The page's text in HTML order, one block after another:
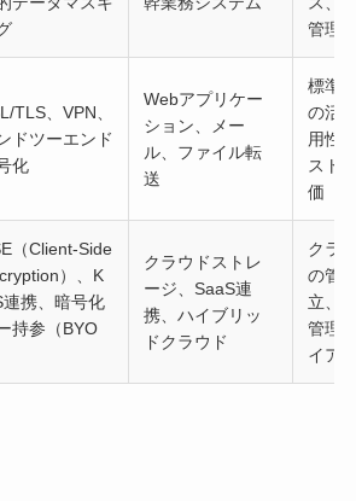
管理
TLS、VPN、
ドツーエンド
化
Webアプリケー
ション、メー
ル、ファイル転
送
標準
の活
用性
スト
価
（Client-Side
）、K
連携、暗号化
持参（BYO
クラウドストレ
ージ、SaaS連
携、ハイブリッ
ドクラウド
クラ
の管
立、
管理
イア